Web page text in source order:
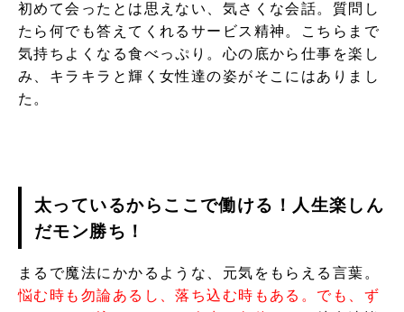
初めて会ったとは思えない、気さくな会話。質問し
たら何でも答えてくれるサービス精神。こちらまで
気持ちよくなる食べっぷり。心の底から仕事を楽し
み、キラキラと輝く女性達の姿がそこにはありまし
た。
太っているからここで働ける！人生楽しん
だモン勝ち！
まるで魔法にかかるような、元気をもらえる言葉。
悩む時も勿論あるし、落ち込む時もある。でも、ず